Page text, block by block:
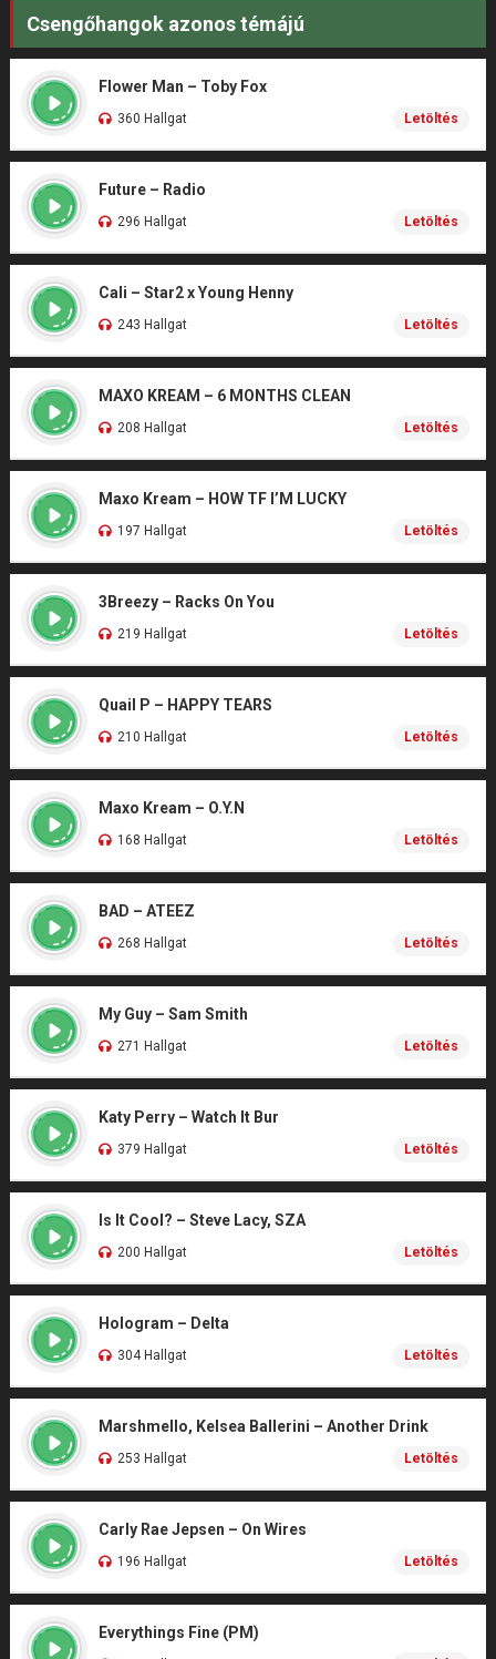
Csengőhangok azonos témájú
Flower Man – Toby Fox
360 Hallgat Letöltés
Future – Radio
296 Hallgat Letöltés
Cali – Star2 x Young Henny
243 Hallgat Letöltés
MAXO KREAM – 6 MONTHS CLEAN
208 Hallgat Letöltés
Maxo Kream – HOW TF I’M LUCKY
197 Hallgat Letöltés
3Breezy – Racks On You
219 Hallgat Letöltés
Quail P – HAPPY TEARS
210 Hallgat Letöltés
Maxo Kream – O.Y.N
168 Hallgat Letöltés
BAD – ATEEZ
268 Hallgat Letöltés
My Guy – Sam Smith
271 Hallgat Letöltés
Katy Perry – Watch It Bur
379 Hallgat Letöltés
Is It Cool? – Steve Lacy, SZA
200 Hallgat Letöltés
Hologram – Delta
304 Hallgat Letöltés
Marshmello, Kelsea Ballerini – Another Drink
253 Hallgat Letöltés
Carly Rae Jepsen – On Wires
196 Hallgat Letöltés
Everythings Fine (PM)